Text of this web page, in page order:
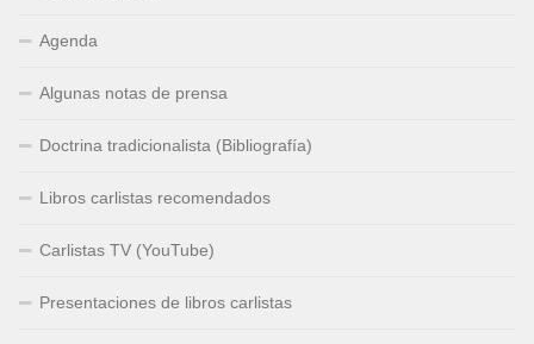
Agenda
Algunas notas de prensa
Doctrina tradicionalista (Bibliografía)
Libros carlistas recomendados
Carlistas TV (YouTube)
Presentaciones de libros carlistas